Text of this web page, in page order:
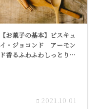
【お菓子の基本】ビスキュ
イ・ジョコンド アーモン
ド香るふわふわしっとりの
2021.10.01